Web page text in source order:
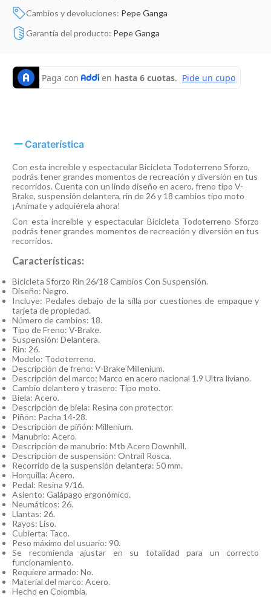
Cambios y devoluciones: Pepe Ganga
Garantía del producto: Pepe Ganga
Caraterística
Con esta increíble y espectacular Bicicleta Todoterreno Sforzo,
podrás tener grandes momentos de recreación y diversión en tus
recorridos. Cuenta con un lindo diseño en acero, freno tipo V-
Brake, suspensión delantera, rin de 26 y 18 cambios tipo moto
¡Anímate y adquiérela ahora!
Con esta increíble y espectacular Bicicleta Todoterreno Sforzo
podrás tener grandes momentos de recreación y diversión en tus
recorridos.
Características:
Bicicleta Sforzo Rin 26/18 Cambios Con Suspensión.
Diseño: Negro.
Incluye: Pedales debajo de la silla por cuestiones de empaque y
tarjeta de propiedad.
Número de cambios: 18.
Tipo de Freno: V-Brake.
Suspensión: Delantera.
Rin: 26.
Modelo: Todoterreno.
Descripción de freno: V-Brake Millenium.
Descripción del marco: Marco en acero nacional 1.9 Ultra liviano.
Cambio delantero y trasero: Tipo moto.
Biela: Acero.
Descripción de biela: Resina con protector.
Piñón: Pacha 14-28.
Descripción de piñón: Millenium.
Manubrio: Acero.
Descripción de manubrio: Mtb Acero Downhill.
Descripción de suspensión: Ontrail Rosca.
Recorrido de la suspensión delantera: 50 mm.
Horquilla: Acero.
Pedal: Resina 9/16.
Asiento: Galápago ergonómico.
Neumáticos: 26.
Llantas: 26.
Rayos: Liso.
Cubierta: Taco.
Peso máximo del usuario: 90.
Se recomienda ajustar en su totalidad para un correcto
funcionamiento.
Requiere armado: No.
Material del marco: Acero.
Hecho en Colombia.